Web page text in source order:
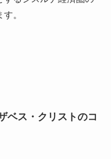
。
ベス・クリストのコ